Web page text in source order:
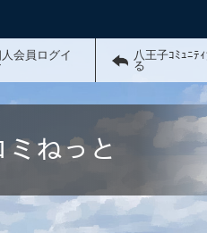
会員ログイ
八王子ｺﾐｭﾆﾃ
る
ねっと